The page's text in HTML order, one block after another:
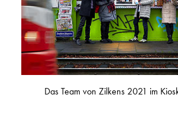
Das Team von Zilkens 2021 im